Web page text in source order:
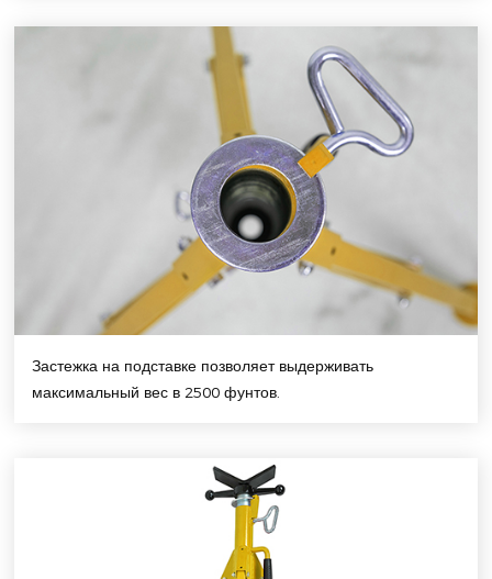
Застежка на подставке позволяет выдерживать
максимальный вес в 2500 фунтов.